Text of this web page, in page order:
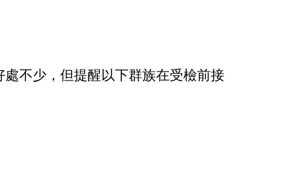
不少，但提醒以下群族在受檢前接